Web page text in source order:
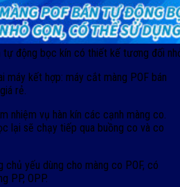
tự động bọc kín có thiết kế tương đối
máy kết hợp: máy cắt màng POF bán
rẻ.
nhiệm vụ hàn kín các cạnh màng co.
lại sẽ chạy tiếp qua buồng co và co
yếu dùng cho màng co POF, có
PP, OPP.